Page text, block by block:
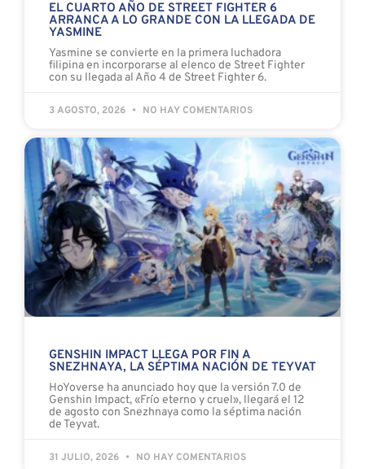
EL CUARTO AÑO DE STREET FIGHTER 6
ARRANCA A LO GRANDE CON LA LLEGADA DE
YASMINE
Yasmine se convierte en la primera luchadora
filipina en incorporarse al elenco de Street Fighter
con su llegada al Año 4 de Street Fighter 6.
3 AGOSTO, 2026 NO HAY COMENTARIOS
GENSHIN IMPACT LLEGA POR FIN A
SNEZHNAYA, LA SÉPTIMA NACIÓN DE TEYVAT
HoYoverse ha anunciado hoy que la versión 7.0 de
Genshin Impact, «Frío eterno y cruel», llegará el 12
de agosto con Snezhnaya como la séptima nación
de Teyvat.
31 JULIO, 2026 NO HAY COMENTARIOS